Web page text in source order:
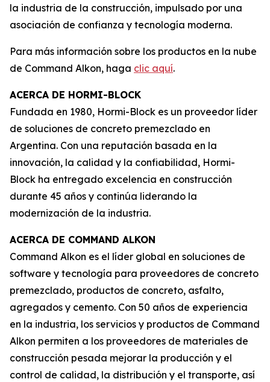
la industria de la construcción, impulsado por una
asociación de confianza y tecnología moderna.
Para más información sobre los productos en la nube
de Command Alkon, haga clic aquí.
ACERCA DE HORMI-BLOCK
Fundada en 1980, Hormi-Block es un proveedor líder
de soluciones de concreto premezclado en
Argentina. Con una reputación basada en la
innovación, la calidad y la confiabilidad, Hormi-
Block ha entregado excelencia en construcción
durante 45 años y continúa liderando la
modernización de la industria.
ACERCA DE COMMAND ALKON
Command Alkon es el líder global en soluciones de
software y tecnología para proveedores de concreto
premezclado, productos de concreto, asfalto,
agregados y cemento. Con 50 años de experiencia
en la industria, los servicios y productos de Command
Alkon permiten a los proveedores de materiales de
construcción pesada mejorar la producción y el
control de calidad, la distribución y el transporte, así